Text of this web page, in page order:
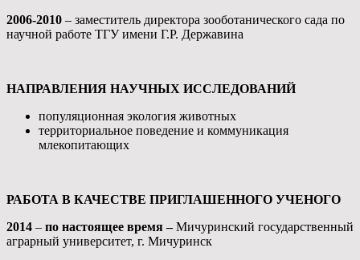
2006-2010 – заместитель директора зооботанического сада по
научной работе ТГУ имени Г.Р. Державина
НАПРАВЛЕНИЯ НАУЧНЫХ ИССЛЕДОВАНИЙ
популяционная экология животных
территориальное поведение и коммуникация
млекопитающих
РАБОТА В КАЧЕСТВЕ ПРИГЛАШЕННОГО УЧЕНОГО
2014 – по настоящее время –Мичуринский государственный
аграрный университет, г. Мичуринск